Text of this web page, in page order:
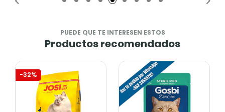
PUEDE QUE TE INTERESEN ESTOS
Productos recomendados
-32%